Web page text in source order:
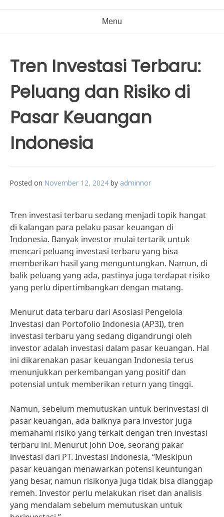
Menu
Tren Investasi Terbaru:
Peluang dan Risiko di
Pasar Keuangan
Indonesia
Posted on November 12, 2024 by adminnor
Tren investasi terbaru sedang menjadi topik hangat
di kalangan para pelaku pasar keuangan di
Indonesia. Banyak investor mulai tertarik untuk
mencari peluang investasi terbaru yang bisa
memberikan hasil yang menguntungkan. Namun, di
balik peluang yang ada, pastinya juga terdapat risiko
yang perlu dipertimbangkan dengan matang.
Menurut data terbaru dari Asosiasi Pengelola
Investasi dan Portofolio Indonesia (AP3I), tren
investasi terbaru yang sedang digandrungi oleh
investor adalah investasi dalam pasar keuangan. Hal
ini dikarenakan pasar keuangan Indonesia terus
menunjukkan perkembangan yang positif dan
potensial untuk memberikan return yang tinggi.
Namun, sebelum memutuskan untuk berinvestasi di
pasar keuangan, ada baiknya para investor juga
memahami risiko yang terkait dengan tren investasi
terbaru ini. Menurut John Doe, seorang pakar
investasi dari PT. Investasi Indonesia, “Meskipun
pasar keuangan menawarkan potensi keuntungan
yang besar, namun risikonya juga tidak bisa dianggap
remeh. Investor perlu melakukan riset dan analisis
yang mendalam sebelum memutuskan untuk